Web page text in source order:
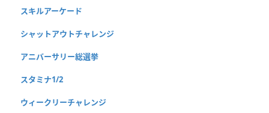
スキルアーケード
シャットアウトチャレンジ
アニバーサリー総選挙
スタミナ1/2
ウィークリーチャレンジ